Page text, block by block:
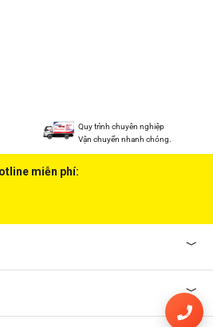
Quy trình chuyên nghiệp
Vận chuyển nhanh chóng.
miễn phí: